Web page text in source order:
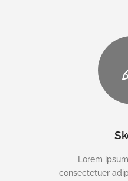
Lorem
consectetuer